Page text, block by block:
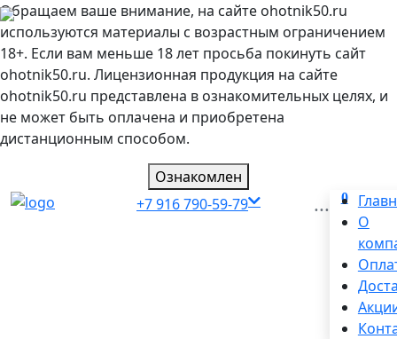
Обращаем ваше внимание, на сайте ohotnik50.ru
используются материалы с возрастным ограничением
18+. Если вам меньше 18 лет просьба покинуть сайт
ohotnik50.ru. Лицензионная продукция на сайте
ohotnik50.ru представлена в ознакомительных целях, и
не может быть оплачена и приобретена
дистанционным способом.
Ознакомлен
+7 916 790-59-79
0
...
О